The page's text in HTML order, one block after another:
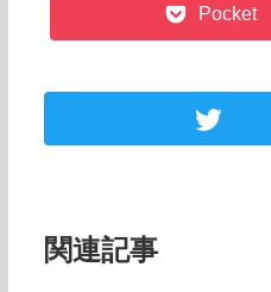
Pocket
関連記事